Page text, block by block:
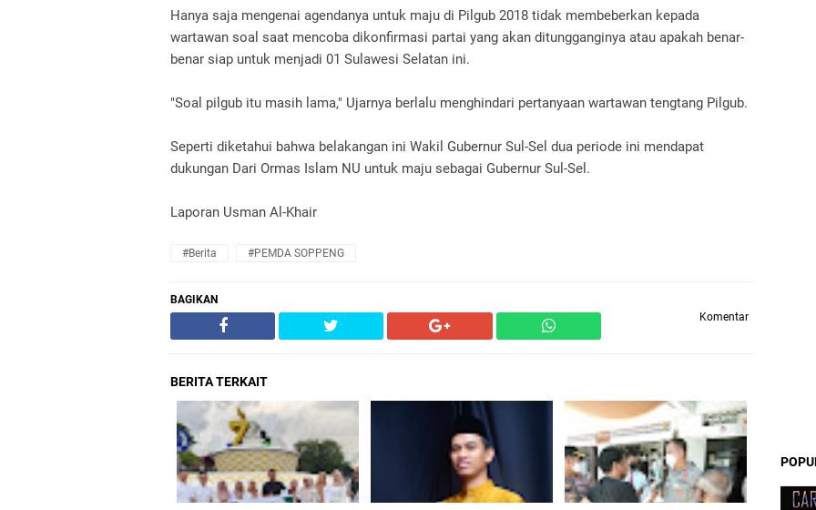
Hanya saja mengenai agendanya untuk maju di Pilgub 2018 tidak membeberkan kepada
wartawan soal saat mencoba dikonfirmasi partai yang akan ditungganginya atau apakah benar-
benar siap untuk menjadi 01 Sulawesi Selatan ini.
"Soal pilgub itu masih lama," Ujarnya berlalu menghindari pertanyaan wartawan tengtang Pilgub.
Seperti diketahui bahwa belakangan ini Wakil Gubernur Sul-Sel dua periode ini mendapat
dukungan Dari Ormas Islam NU untuk maju sebagai Gubernur Sul-Sel.
Laporan Usman Al-Khair‎
#Berita #PEMDA SOPPENG
BAGIKAN
Komentar
BERITA TERKAIT